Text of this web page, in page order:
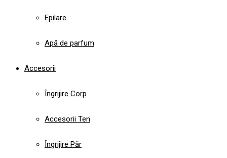
Epilare
Apă de parfum
Accesorii
Îngrijire Corp
Accesorii Ten
Îngrijire Păr